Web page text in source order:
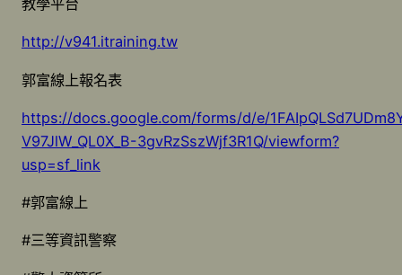
教學平台
http://v941.itraining.tw
郭富線上報名表
https://docs.google.com/forms/d/e/
V97JlW_QL0X_B-3gvRzSszWjf3R1Q/viewform?
usp=sf_link
#郭富線上
#三等資訊警察